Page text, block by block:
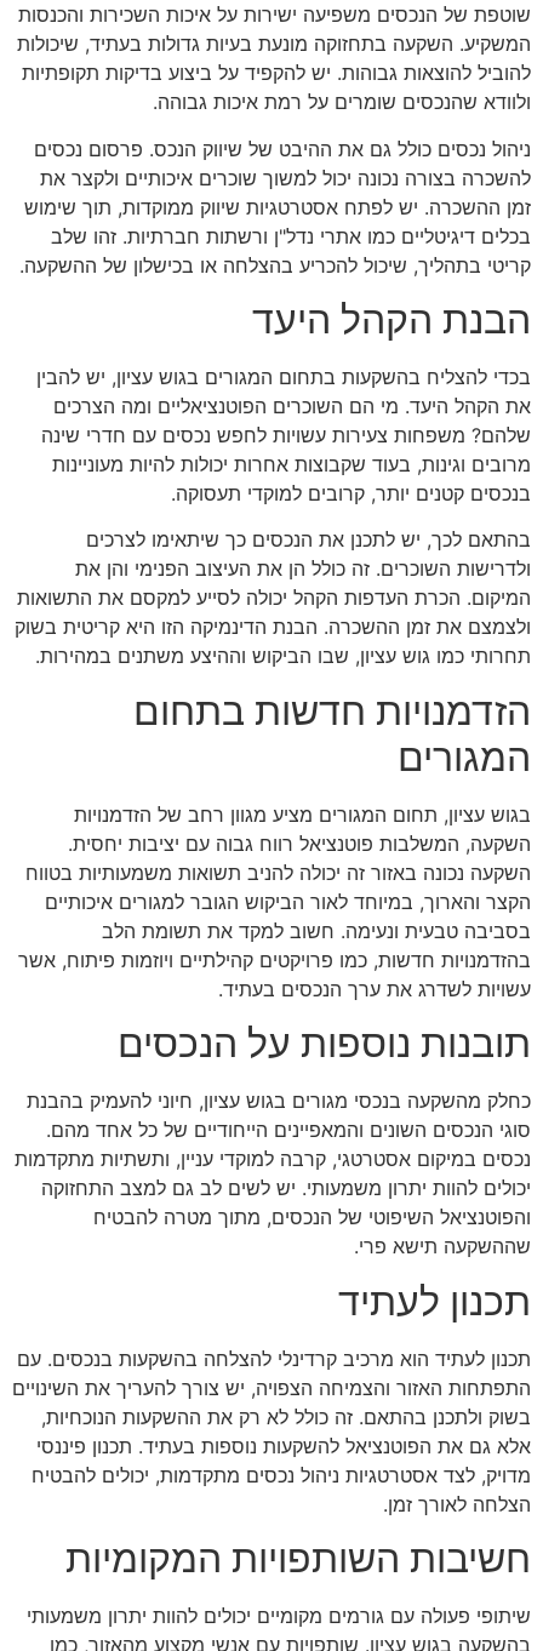
שוטפת של הנכסים משפיעה ישירות על איכות השכירות והכנסות
המשקיע. השקעה בתחזוקה מונעת בעיות גדולות בעתיד, שיכולות
להוביל להוצאות גבוהות. יש להקפיד על ביצוע בדיקות תקופתיות
ולוודא שהנכסים שומרים על רמת איכות גבוהה.
ניהול נכסים כולל גם את ההיבט של שיווק הנכס. פרסום נכסים
להשכרה בצורה נכונה יכול למשוך שוכרים איכותיים ולקצר את
זמן ההשכרה. יש לפתח אסטרטגיות שיווק ממוקדות, תוך שימוש
בכלים דיגיטליים כמו אתרי נדל"ן ורשתות חברתיות. זהו שלב
קריטי בתהליך, שיכול להכריע בהצלחה או בכישלון של ההשקעה.
הבנת הקהל היעד
בכדי להצליח בהשקעות בתחום המגורים בגוש עציון, יש להבין
את הקהל היעד. מי הם השוכרים הפוטנציאליים ומה הצרכים
שלהם? משפחות צעירות עשויות לחפש נכסים עם חדרי שינה
מרובים וגינות, בעוד שקבוצות אחרות יכולות להיות מעוניינות
בנכסים קטנים יותר, קרובים למוקדי תעסוקה.
בהתאם לכך, יש לתכנן את הנכסים כך שיתאימו לצרכים
ולדרישות השוכרים. זה כולל הן את העיצוב הפנימי והן את
המיקום. הכרת העדפות הקהל יכולה לסייע למקסם את התשואות
ולצמצם את זמן ההשכרה. הבנת הדינמיקה הזו היא קריטית בשוק
תחרותי כמו גוש עציון, שבו הביקוש וההיצע משתנים במהירות.
הזדמנויות חדשות בתחום
המגורים
בגוש עציון, תחום המגורים מציע מגוון רחב של הזדמנויות
השקעה, המשלבות פוטנציאל רווח גבוה עם יציבות יחסית.
השקעה נכונה באזור זה יכולה להניב תשואות משמעותיות בטווח
הקצר והארוך, במיוחד לאור הביקוש הגובר למגורים איכותיים
בסביבה טבעית ונעימה. חשוב למקד את תשומת הלב
בהזדמנויות חדשות, כמו פרויקטים קהילתיים ויוזמות פיתוח, אשר
עשויות לשדרג את ערך הנכסים בעתיד.
תובנות נוספות על הנכסים
כחלק מהשקעה בנכסי מגורים בגוש עציון, חיוני להעמיק בהבנת
סוגי הנכסים השונים והמאפיינים הייחודיים של כל אחד מהם.
נכסים במיקום אסטרטגי, קרבה למוקדי עניין, ותשתיות מתקדמות
יכולים להוות יתרון משמעותי. יש לשים לב גם למצב התחזוקה
והפוטנציאל השיפוטי של הנכסים, מתוך מטרה להבטיח
שההשקעה תישא פרי.
תכנון לעתיד
תכנון לעתיד הוא מרכיב קרדינלי להצלחה בהשקעות בנכסים. עם
התפתחות האזור והצמיחה הצפויה, יש צורך להעריך את השינויים
בשוק ולתכנן בהתאם. זה כולל לא רק את ההשקעות הנוכחיות,
אלא גם את הפוטנציאל להשקעות נוספות בעתיד. תכנון פיננסי
מדויק, לצד אסטרטגיות ניהול נכסים מתקדמות, יכולים להבטיח
הצלחה לאורך זמן.
חשיבות השותפויות המקומיות
שיתופי פעולה עם גורמים מקומיים יכולים להוות יתרון משמעותי
בהשקעה בגוש עציון. שותפויות עם אנשי מקצוע מהאזור, כמו